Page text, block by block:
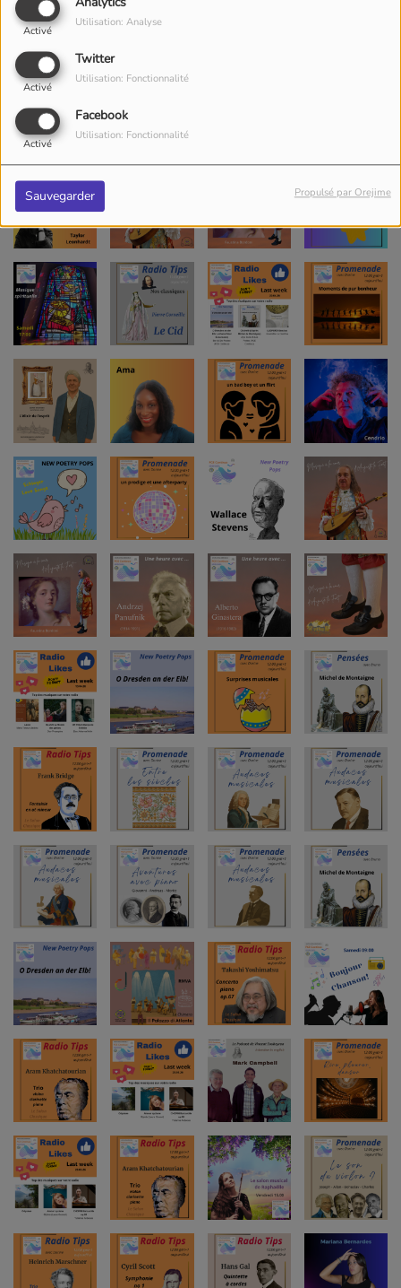
Activé
Utilisation: Analyse
Twitter
Activé
Utilisation: Fonctionnalité
Facebook
Activé
Utilisation: Fonctionnalité
Sauvegarder Propulsé par Orejime